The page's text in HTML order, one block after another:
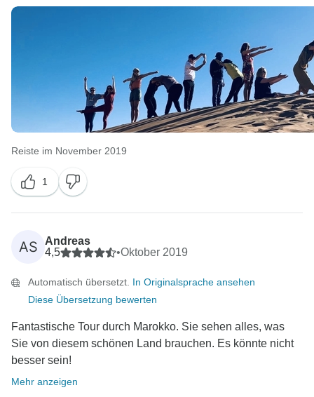
Reiste im November 2019
1
AS
Andreas
4,5
•Oktober 2019
Automatisch übersetzt. In Originalsprache ansehen
Diese Übersetzung bewerten
Fantastische Tour durch Marokko. Sie sehen alles, was
Sie von diesem schönen Land brauchen. Es könnte nicht
besser sein!
Mehr anzeigen